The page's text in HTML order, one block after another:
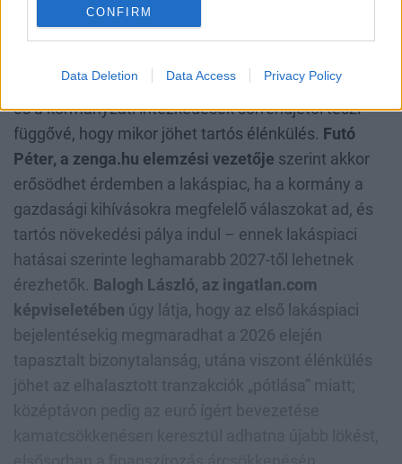
CONFIRM
Data Deletion Data Access Privacy Policy
Start-hitel, a CSOK és az 5%-os lakásáfa sorsa
szerepelhet.
Országosan a legtöbb forgatókönyv a makropályától
és a kormányzati intézkedések sorrendjétől teszi
függővé, hogy mikor jöhet tartós élénkülés. Futó
Péter, a zenga.hu elemzési vezetője szerint akkor
erősödhet érdemben a lakáspiac, ha a kormány a
gazdasági kihívásokra megfelelő válaszokat ad, és
tartós növekedési pálya indul – ennek lakáspiaci
hatásai szerinte leghamarabb 2027-től lehetnek
érezhetők. Balogh László, az ingatlan.com
képviseletében úgy látja, hogy az első lakáspiaci
bejelentésekig megmaradhat a 2026 elején
tapasztalt bizonytalanság, utána viszont élénkülés
jöhet az elhalasztott tranzakciók „pótlása” miatt;